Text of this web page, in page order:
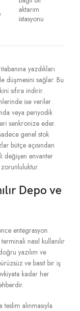
aktarım
istasyonu
yazdıkları
düşmesini sağlar. Bu
sıfıra indirir.
ise veriler
veya periyodik
senkronize eder.
genel stok
bütçe açısından
değişen envanter
Depo ve
entegrasyon
nasıl kullanılır
yazılım ve
ve basit bir iş
kadar her
alınmasıyla